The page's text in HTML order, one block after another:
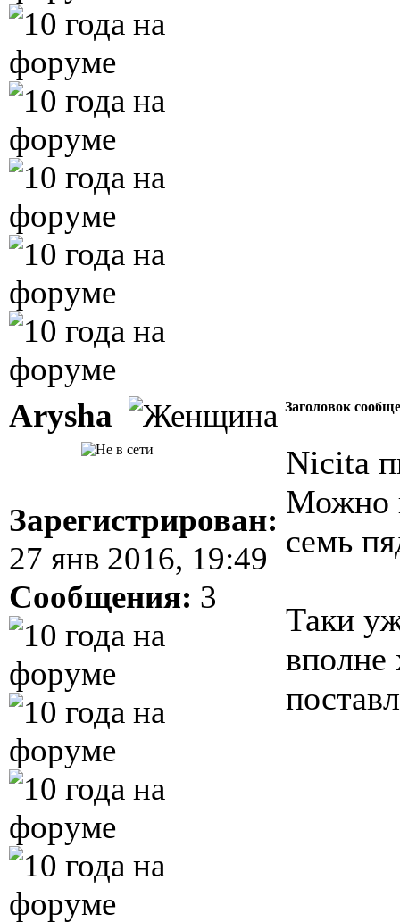
Arysha Заголовок
Зарегистрирован:
27 янв 2016, 19:49
Сообщения: 3
Nicita
Можно
семь
Таки
вполне